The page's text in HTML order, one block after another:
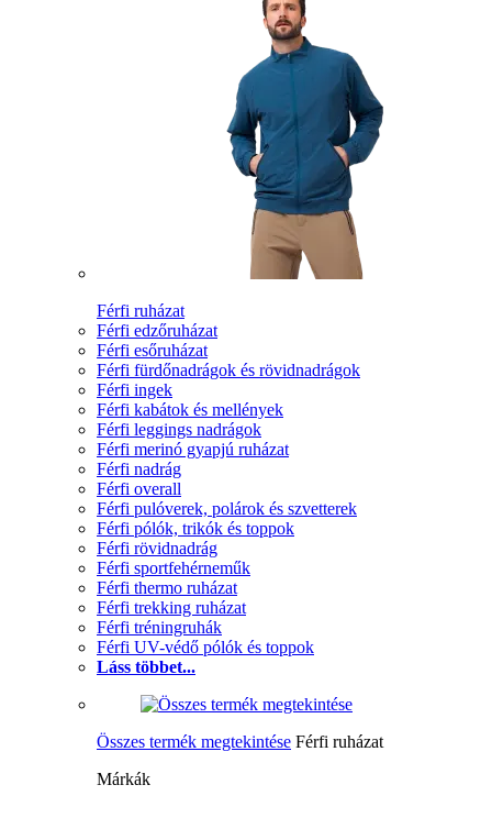
Férfi ruházat
Férfi edzőruházat
Férfi esőruházat
Férfi fürdőnadrágok és rövidnadrágok
Férfi ingek
Férfi kabátok és mellények
Férfi leggings nadrágok
Férfi merinó gyapjú ruházat
Férfi nadrág
Férfi overall
Férfi pulóverek, polárok és szvetterek
Férfi pólók, trikók és toppok
Férfi rövidnadrág
Férfi sportfehérneműk
Férfi thermo ruházat
Férfi trekking ruházat
Férfi tréningruhák
Férfi UV-védő pólók és toppok
Láss többet...
Összes termék megtekintése Férfi ruházat
Márkák